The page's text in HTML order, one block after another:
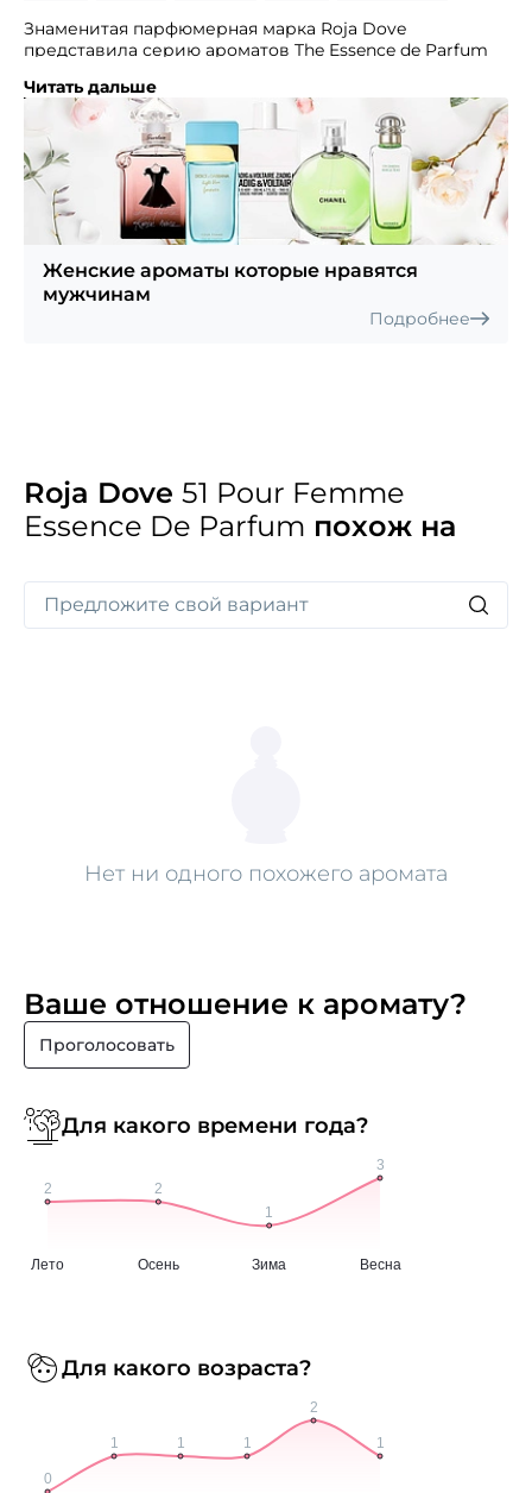
Знаменитая парфюмерная марка Roja Dove
представила серию ароматов The Essence de Parfum
композиции представлены в иной концентрации.
В представленной коллекции Roja исследует
некоторые композиции, проводя параллели между
туалетной, парфюмированной водой и духами. 51 Pour
Femme Essence De Parfum — женский восточный
древесно-цветочный пряный аромат. «Словно
сверкающая шкатулка с драгоценностями,
флагманский бутик Roja Parfums по адресу: Burlington
Arcade, 51 расположен в одном из самых знаковых
адресов Лондона, в районе Мэйфэр. Это
Читать дальше
Женские ароматы которые нравятся
мужчинам
Подробнее
Roja Dove 51 Pour Femme
Essence De Parfum похож на
Нет ни одного похожего аромата
Ваше отношение к аромату?
Проголосовать
Для какого времени года?
Для какого возраста?